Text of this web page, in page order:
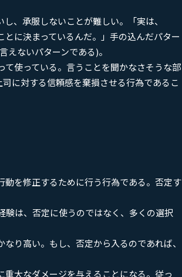
、承服しないことが難しい。「実は、
に決まっているんだ。」手の込んだパター
ないパターンである)。
使っている。言うことを聞かなさそうな部
に対する信頼感を棄損させる行為であるこ
を修正するために行う行為である。否定す
は、否定に使うのではなく、多くの選択
り高い。もし、否定から入るのであれば、
大なダメージを与えることになる。従っ